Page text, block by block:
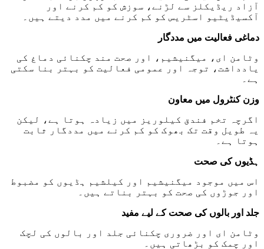
آزاد ریڈیکلز سے لڑنے، سوزش کو کم کرنے اور
آکسیڈیٹیو اسٹریس کو کم کرنے میں مدد دیتے ہیں۔
دماغی فعالیت میں مددگار
وٹامن ای، میگنیشیم، اور صحت مند چکنائی دماغ کی
یادداشت، توجہ اور عمومی فعالیت کو بہتر بنا سکتی
ہے۔
وزن کنٹرول میں معاون
اگرچہ تخم فندق کیلوریز میں زیادہ ہوتا ہے، لیکن
یہ طویل وقت تک بھوک کو کم کرنے میں مددگار ثابت
ہوتا ہے۔
ہڈیوں کی صحت
اس میں موجود میگنیشیم اور کیلشیم ہڈیوں کو مضبوط
اور جوڑوں کی صحت کو بہتر بناتے ہیں۔
جلد اور بالوں کی صحت کے لیے مفید
وٹامن ای اور ضروری چکنائی جلد اور بالوں کی لچک
اور چمک کو بڑھاتی ہیں۔